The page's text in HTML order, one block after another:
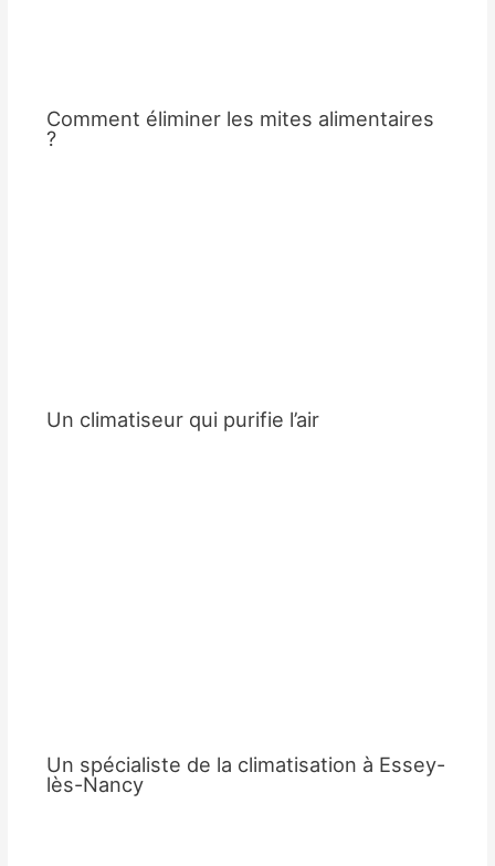
Comment éliminer les mites alimentaires
?
Un climatiseur qui purifie l’air
Un spécialiste de la climatisation à Essey-
lès-Nancy